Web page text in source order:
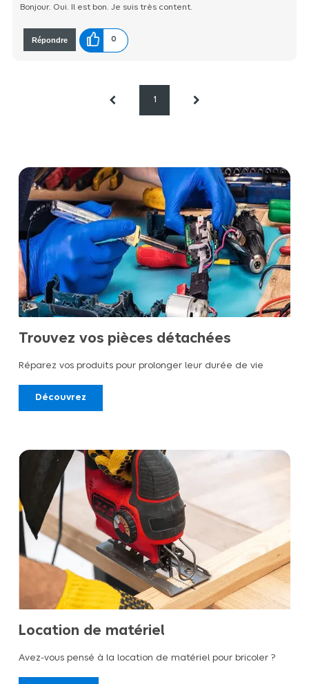
Bonjour. Oui. Il est bon. Je suis très content.
Répondre 0
1
Trouvez vos pièces détachées
Réparez vos produits pour prolonger leur durée de vie
Découvrez
Location de matériel
Avez-vous pensé à la location de matériel pour bricoler ?